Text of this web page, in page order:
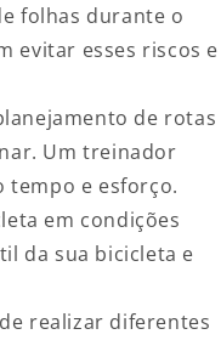
folhas durante o
evitar esses riscos e
de rotas
Um treinador
tempo e esforço.
em condições
da sua bicicleta e
realizar diferentes